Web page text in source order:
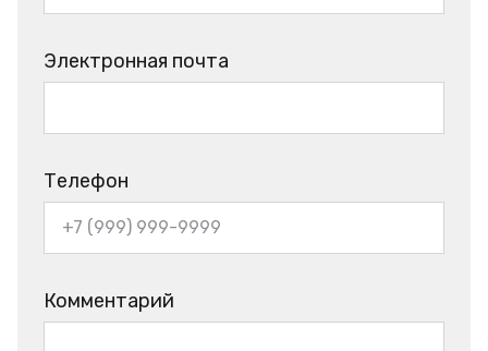
Электронная почта
Телефон
Комментарий